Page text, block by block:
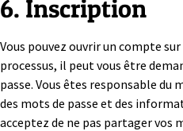
6. Inscription
Vous pouvez ouvrir un compte
processus, il peut vous être
passe. Vous êtes responsable
des mots de passe et des
acceptez de ne pas partager vos